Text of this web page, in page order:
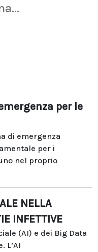
per le
di emergenza
per i
nel proprio
NELLA
INFETTIVE
(AI) e dei Big Data
L’AI